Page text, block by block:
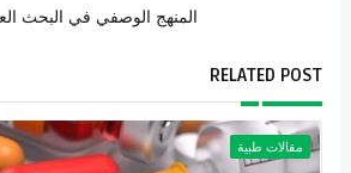
المنهج الوصفي في البحث
RELATED POST
مقالات طبية